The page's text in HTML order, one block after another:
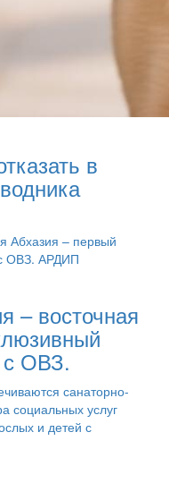
в
– восточная
с ОВЗ.